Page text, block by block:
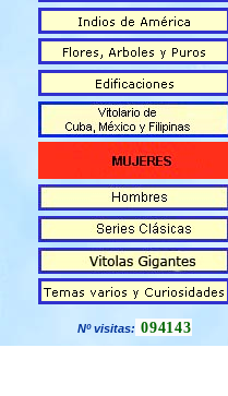
Nº visitas: 094143